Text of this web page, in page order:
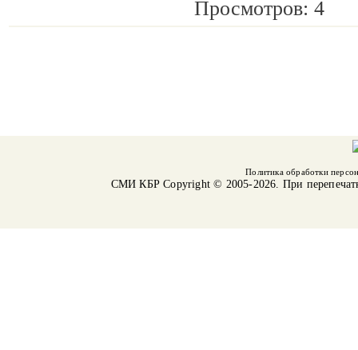
Просмотров: 4
Политика обработки
СМИ КБРCopyright © 2005-2026. При